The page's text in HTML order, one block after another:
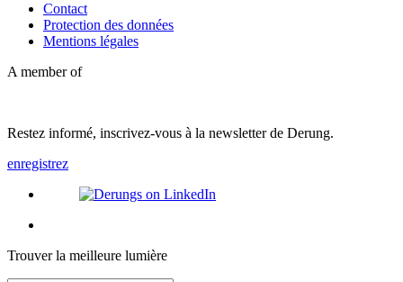
Contact
Protection des données
Mentions légales
A member of
Restez informé, inscrivez-vous à la newsletter de Derung.
enregistrez
Trouver la meilleure lumière